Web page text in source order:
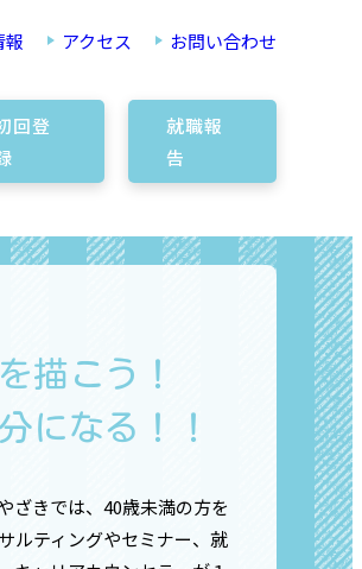
報 アクセス お問い合わせ
回登
就職報
告
描こう！
になる！！
ざきでは、40歳未満の方を
ルティングやセミナー、就